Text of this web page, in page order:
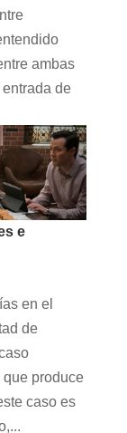
e
ambas
de
en el
de
que produce
caso es